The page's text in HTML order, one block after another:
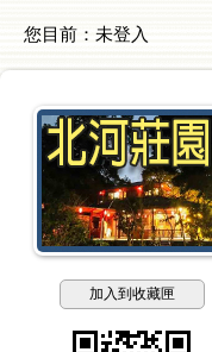
您目前： 未登入
加入到收藏匣